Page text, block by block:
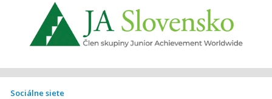
Sociálne siete